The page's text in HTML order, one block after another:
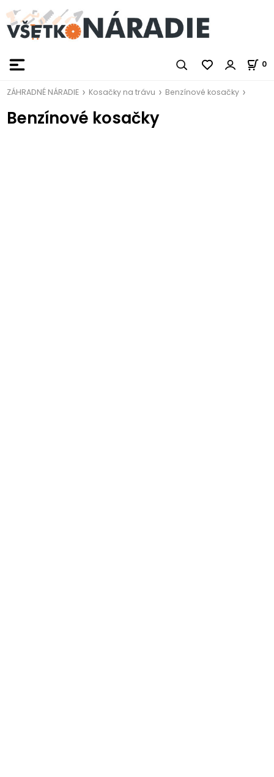
0
ZÁHRADNÉ NÁRADIE Kosačky na trávu Benzínové kosačky
Benzínové kosačky